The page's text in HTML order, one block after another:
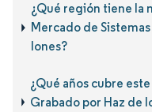
¿Qué región tiene la
Mercado de
Iones?
¿Qué años cubre
Grabado por Haz de